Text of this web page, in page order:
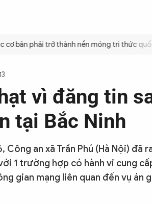
bản phải trở thành nền móng tri thức quốc
vì đăng tin
tại Bắc Ninh
Công an xã Trần Phú (Hà Nội)
1 trường hợp có hành vi cung
gian mạng liên quan đến vụ án